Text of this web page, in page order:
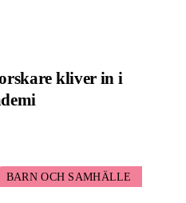
kliver in i
BARN OCH SAMHÄLLE